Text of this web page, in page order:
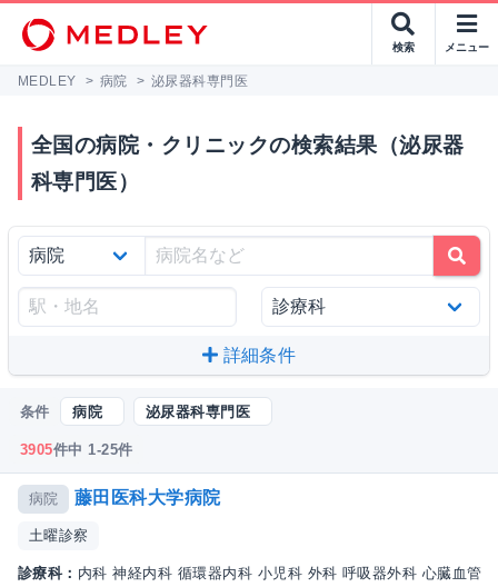
検索 メニュー
MEDLEY > 病院 > 泌尿器科専門医
全国の病院・クリニックの検索結果（泌尿器
科専門医）
詳細条件
条件 病院 泌尿器科専門医
3905件中 1-25件
病院 藤田医科大学病院
土曜診察
診療科： 内科 神経内科 循環器内科 小児科 外科 呼吸器外科 心臓血管